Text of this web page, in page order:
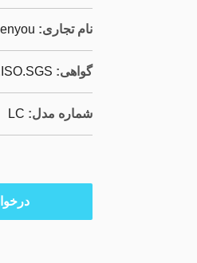
نام تجاری:
گواهی:
شماره مدل: LC